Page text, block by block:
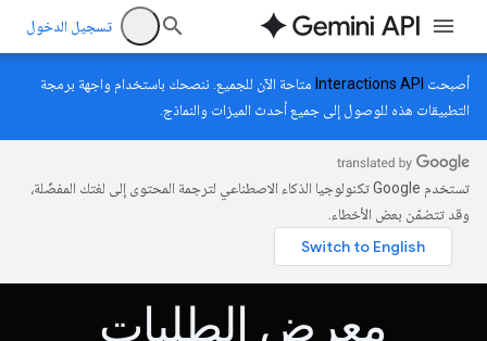
تسجيل الدخول
أصبحت Interactions API متاحة الآن للجميع. ننصحك باستخدام واجهة برمجة
التطبيقات هذه للوصول إلى جميع أحدث الميزات والنماذج.
تستخدم Google تكنولوجيا الذكاء الاصطناعي لترجمة المحتوى إلى لغتك المفضّلة،
وقد تتضمّن بعض الأخطاء.
معرض الطلبات